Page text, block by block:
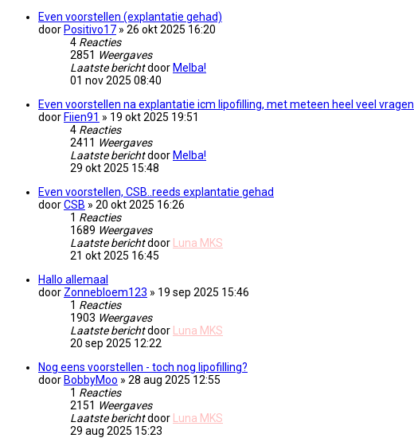
Even voorstellen (explantatie gehad)
door Positivo17 » 26 okt 2025 16:20
4 Reacties
2851 Weergaves
Laatste berichtdoor Melba!
01 nov 2025 08:40
Even voorstellen na explantatie icm lipofilling, met meteen heel veel vragen
door Fiien91 » 19 okt 2025 19:51
4 Reacties
2411 Weergaves
Laatste berichtdoor Melba!
29 okt 2025 15:48
Even voorstellen, CSB..reeds explantatie gehad
doorCSB » 20 okt 2025 16:26
1 Reacties
1689 Weergaves
Laatste berichtdoor
Luna MKS
21 okt 2025 16:45
Hallo allemaal
door Zonnebloem123 » 19 sep 2025 15:46
1 Reacties
1903 Weergaves
Laatste berichtdoor
Luna MKS
20 sep 2025 12:22
Nog eens voorstellen - toch nog lipofilling?
door BobbyMoo » 28 aug 2025 12:55
1 Reacties
2151 Weergaves
Laatste berichtdoor
Luna MKS
29 aug 2025 15:23